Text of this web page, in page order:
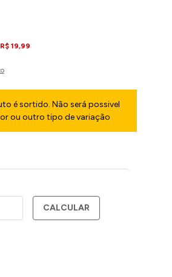
R$ 19,99
é sortido. Não será possivel
ou outro tipo de variação
CALCULAR